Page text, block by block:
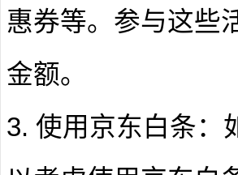
惠券等。参与这些
金额。
3. 使用京东白条：